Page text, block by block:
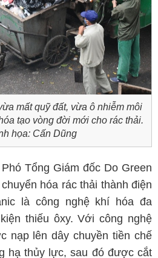
mất quỹ đất, vừa ô nhiễm môi
tạo vòng đời mới cho rác thải.
họa: Cấn Dũng
Tổng Giám đốc Do Green
hóa rác thải thành điện
là công nghệ khí hóa đa
thiếu ôxy. Với công nghệ
nạp lên dây chuyền tiền chế
hạ thủy lực, sau đó được cắt